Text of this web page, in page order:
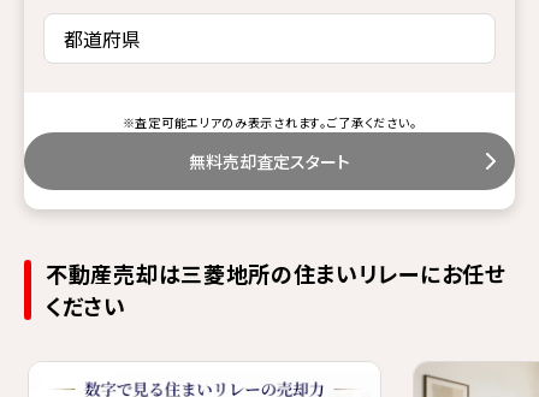
※査定可能エリアのみ表示されます。ご了承ください。
無料売却査定スタート
不動産売却は三菱地所の住まいリレーにお任せ
ください